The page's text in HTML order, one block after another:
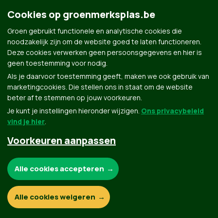
© Copyright Groen 2026 | Gemaakt metNationBuilder
Contact Privacybeleid
Cookies op groenmerksplas.be
Groen gebruikt functionele en analytische cookies die
noodzakelijk zijn om de website goed te laten functioneren.
Deze cookies verwerken geen persoonsgegevens en hier is
geen toestemming voor nodig.
Als je daarvoor toestemming geeft, maken we ook gebruik van
marketingcookies. Die stellen ons in staat om de website
beter af te stemmen op jouw voorkeuren.
Je kunt je instellingen hieronder wijzigen. Ons privacybeleid
vind je hier.
Voorkeuren aanpassen
Functionele en analytische cookies:
Alle cookies accepteren
Alle cookies weigeren